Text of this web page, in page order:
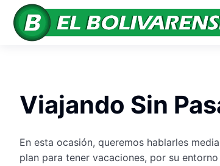
Viajando Sin
En esta ocasión, queremos hablarles
plan para tener vacaciones, por su